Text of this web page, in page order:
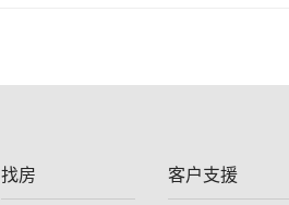
找房 客户支援